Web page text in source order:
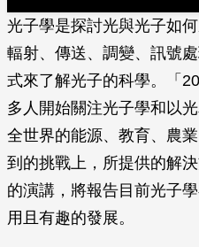
光子學是探討光與光子如
輻射、傳送、調變、訊號
式來了解光子的科學。「
多人開始關注光子學和以
全世界的能源、教育、農
到的挑戰上，所提供的解
的演講，將報告目前光子
用且有趣的發展。